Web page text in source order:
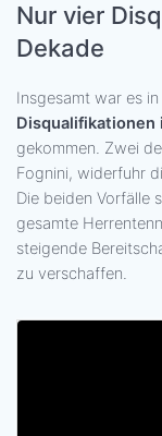
Nur vier
Dekade
Insgesamt war es
Disqualifikationen
gekommen. Zwei
Fognini, widerfuhr
Die beiden Vorfälle
gesamte
steigende
zu verschaffen.